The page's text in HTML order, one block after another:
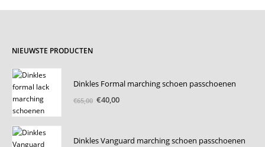
NIEUWSTE PRODUCTEN
Dinkles Formal marching schoen passchoenen
€65,00 Oorspronkelijke
€40,00Huidige
Dinkles Vanguard marching schoen passchoenen